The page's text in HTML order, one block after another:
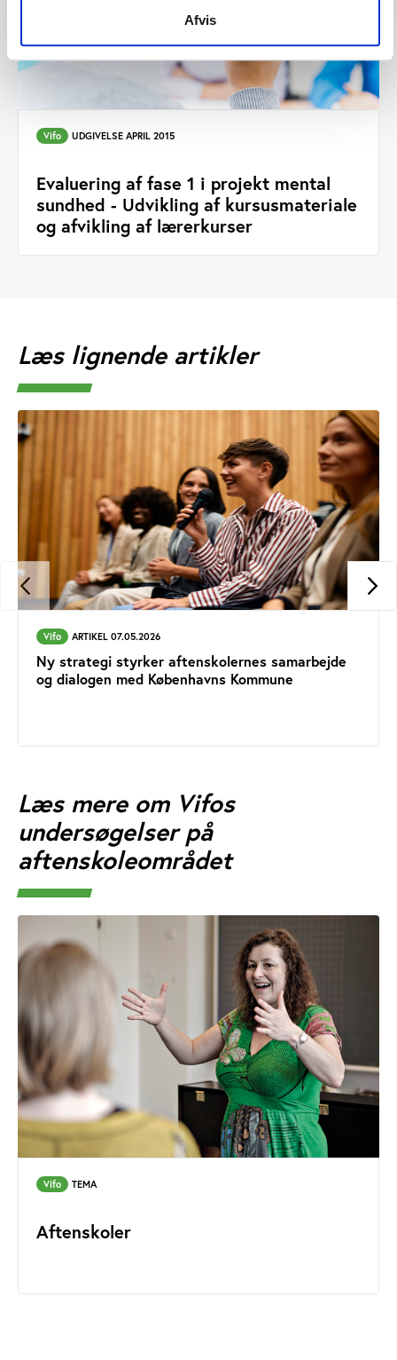
Afvis
Vifo UDGIVELSE APRIL 2015
Evaluering af fase 1 i projekt mental
sundhed - Udvikling af kursusmateriale
og afvikling af lærerkurser
Læs lignende artikler
Vifo ARTIKEL 07.05.2026
Ny strategi styrker aftenskolernes samarbejde
og dialogen med Københavns Kommune
Læs mere om Vifos
undersøgelser på
aftenskoleområdet
Vifo TEMA
Aftenskoler